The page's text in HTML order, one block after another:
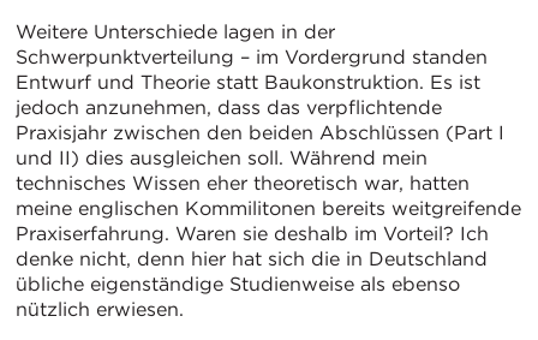
Weitere Unterschiede lagen in der
Schwerpunktverteilung – im Vordergrund standen
Entwurf und Theorie statt Baukonstruktion. Es ist
jedoch anzunehmen, dass das verpflichtende
Praxisjahr zwischen den beiden Abschlüssen (Part I
und II) dies ausgleichen soll. Während mein
technisches Wissen eher theoretisch war, hatten
meine englischen Kommilitonen bereits weitgreifende
Praxiserfahrung. Waren sie deshalb im Vorteil? Ich
denke nicht, denn hier hat sich die in Deutschland
übliche eigenständige Studienweise als ebenso
nützlich erwiesen.